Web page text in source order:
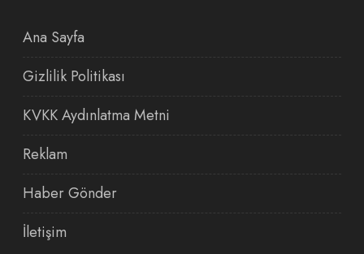
Ana Sayfa
Gizlilik Politikası
KVKK Aydınlatma Metni
Reklam
Haber Gönder
İletişim